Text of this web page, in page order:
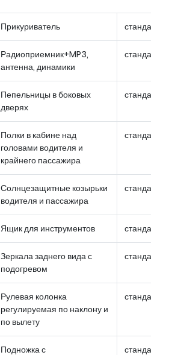
Прикуриватель стандарт
Радиоприемник+MP3,
антенна, динамики
стандарт
Пепельницы в боковых
дверях
стандарт
Полки в кабине над
головами водителя и
крайнего пассажира
стандарт
Солнцезащитные козырьки
водителя и пассажира
стандарт
Ящик для инструментов стандарт
Зеркала заднего вида с
подогревом
стандарт
Рулевая колонка
регулируемая по наклону и
по вылету
стандарт
Подножка с
стандарт